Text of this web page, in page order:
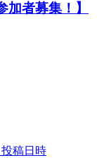
加者募集！】
投稿日時